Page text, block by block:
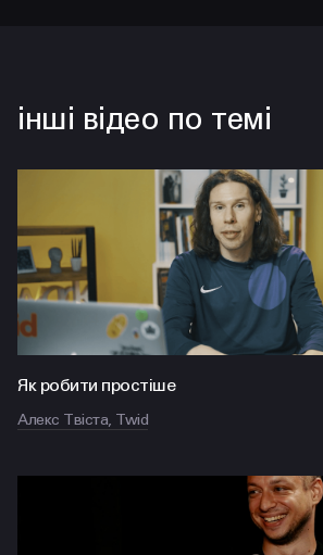
інші відео по темі
Як робити простіше
Алекс Твіста, Twid